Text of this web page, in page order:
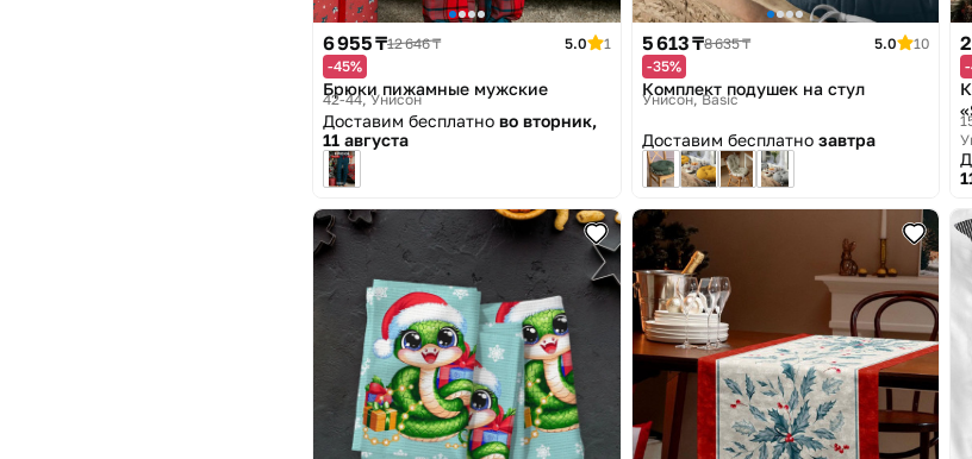
6 955 ₸12 646 ₸ 5.0
1
-45%
Брюки пижамные мужские
42-44 Унисон
Доставим бесплатно во вторник,
11 августа
5 613 ₸8 635 ₸ 5.0
10
-35%
Комплект подушек на стул
Унисон, Basic
Доставим бесплатно завтра